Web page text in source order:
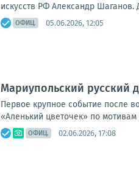
искусств РФ Александр Шаганов.
ОФИЦ. 05.06.2026, 12:05
Мариупольский русский
Первое крупное событие после
«Аленький цветочек» по
ОФИЦ. 02.06.2026, 17:08